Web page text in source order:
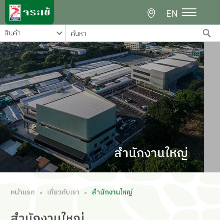
EN
สำนักงานใหญ่
หน้าแรก ∘ เกี่ยวกับเรา ∘ สำนักงานใหญ่